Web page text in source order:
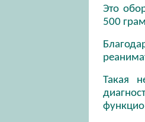
Это
500
Такая